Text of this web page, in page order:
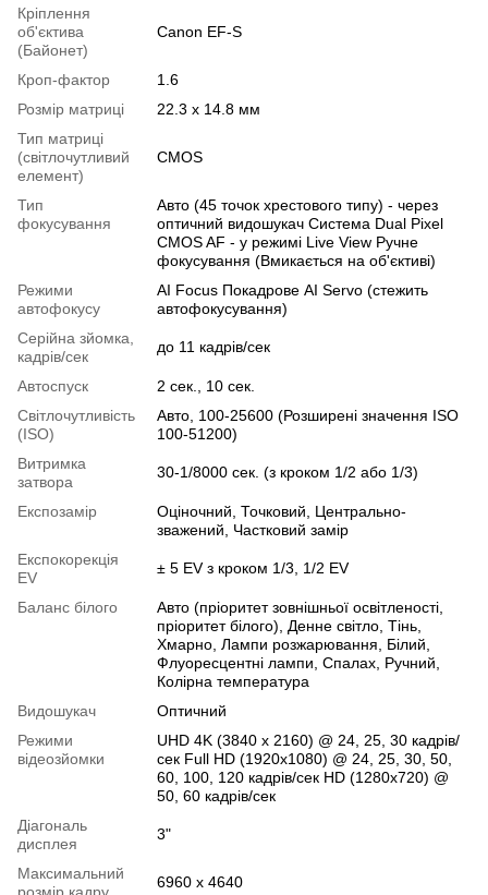
Кріплення
об'єктива
(Байонет)
Canon EF-S
Кроп-фактор
1.6
Розмір матриці
22.3 x 14.8 мм
Тип матриці
(світлочутливий
елемент)
CMOS
Тип
фокусування
Авто (45 точок хрестового типу) - через
оптичний видошукач Система Dual Pixel
CMOS AF - у режимі Live View Ручне
фокусування (Вмикається на об'єктиві)
Режими
автофокусу
AI Focus Покадрове AI Servo (стежить
автофокусування)
Серійна зйомка,
кадрів/сек
до 11 кадрів/сек
Автоспуск
2 сек., 10 сек.
Світлочутливість
(ISO)
Авто, 100-25600 (Розширені значення ISO
100-51200)
Витримка
затвора
30-1/8000 сек. (з кроком 1/2 або 1/3)
Експозамір
Оціночний, Точковий, Центрально-
зважений, Частковий замір
Експокорекція
EV
± 5 EV з кроком 1/3, 1/2 EV
Баланс білого
Авто (пріоритет зовнішньої освітленості,
пріоритет білого), Денне світло, Тінь,
Хмарно, Лампи розжарювання, Білий,
Флуоресцентні лампи, Спалах, Ручний,
Колірна температура
Видошукач
Оптичний
Режими
відеозйомки
UHD 4K (3840 x 2160) @ 24, 25, 30 кадрів/
сек Full HD (1920x1080) @ 24, 25, 30, 50,
60, 100, 120 кадрів/сек HD (1280x720) @
50, 60 кадрів/сек
Діагональ
дисплея
3"
Максимальний
6960 x 4640